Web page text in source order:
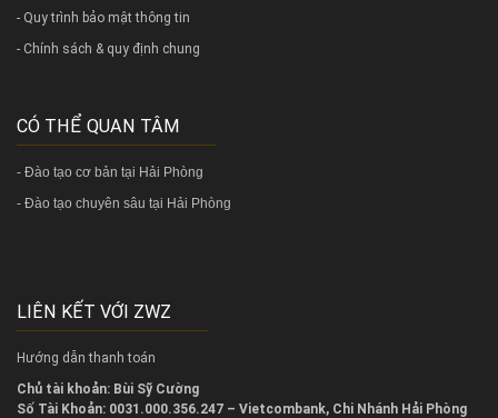
- Quy trình bảo mật thông tin
- Chính sách & quy định chung
CÓ THỂ QUAN TÂM
- Đào tạo cơ bản tại Hải Phòng
- Đào tạo chuyên sâu tại Hải Phòng
LIÊN KẾT VỚI ZWZ
Hướng dẫn thanh toán
Chủ tài khoản: Bùi Sỹ Cường
Số Tài Khoản: 0031.000.356.247 – Vietcombank, Chi Nhánh Hải Phòng